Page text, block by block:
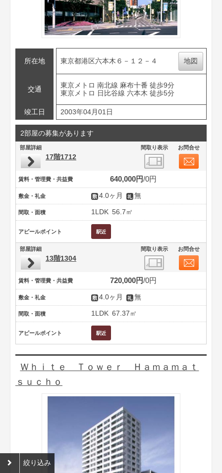
所在地 東京都港区六本木６－１２－４ 地図
交通
東京メトロ 南北線 麻布十番 徒歩9分
東京メトロ 日比谷線 六本木 徒歩5分
竣工日 2003年04月01日
2部屋の募集があります
部屋詳細 間取り表示 お問合せ
17階1712
賃料・管理費・共益費 640,000円 0円
敷金・礼金 4.0ヶ月 無
間取・面積 1LDK 56.7㎡
アピールポイント
部屋詳細 間取り表示 お問合せ
13階1304
賃料・管理費・共益費 720,000円 0円
敷金・礼金 4.0ヶ月 無
間取・面積 1LDK 67.37㎡
アピールポイント
Ｗｈｉｔｅ Ｔｏｗｅｒ Ｈａｍａｍａｔ
ｓｕｃｈｏ
絞り込み